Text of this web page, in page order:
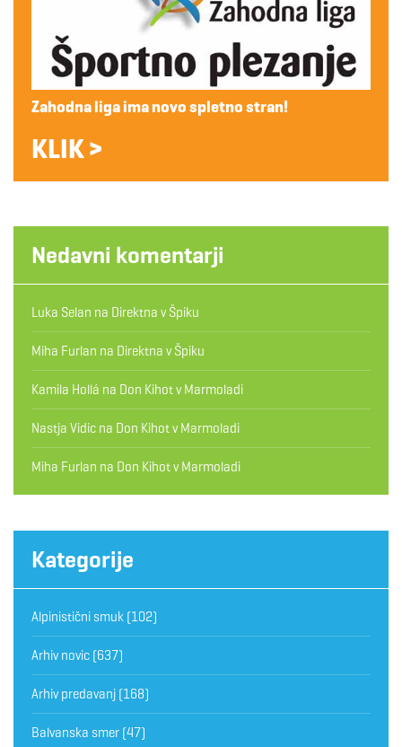
Zahodna liga ima novo spletno stran!
KLIK >
Nedavni komentarji
Luka Selan na Direktna v Špiku
Miha Furlan na Direktna v Špiku
Kamila Hollá na Don Kihot v Marmoladi
Nastja Vidic na Don Kihot v Marmoladi
Miha Furlan na Don Kihot v Marmoladi
Kategorije
Alpinistični smuk (102)
Arhiv novic (637)
Arhiv predavanj (168)
Balvanska smer (47)